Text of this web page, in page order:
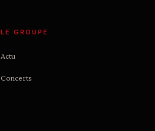
LE GROUPE
Actu
Concerts